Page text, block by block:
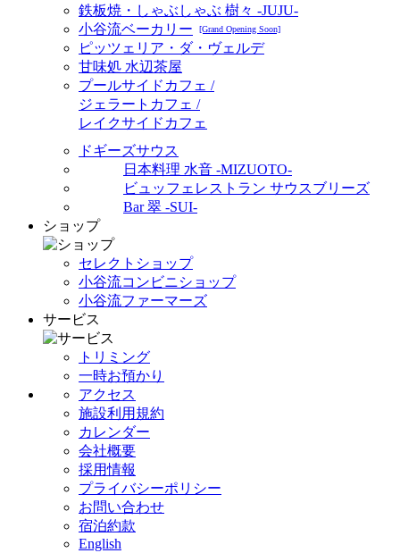
鉄板焼・しゃぶしゃぶ 樹々 -JUJU-
小谷流ベーカリー
[Grand Opening Soon]
ピッツェリア・ダ・ヴェルデ
甘味処 水辺茶屋
プールサイドカフェ /
ジェラートカフェ /
レイクサイドカフェ
ドギーズサウス
日本料理 水音 -MIZUOTO-
ビュッフェレストラン サウスブリーズ
Bar 翠 -SUI-
ショップ
セレクトショップ
小谷流コンビニショップ
小谷流ファーマーズ
サービス
トリミング
一時お預かり
アクセス
施設利用規約
カレンダー
会社概要
採用情報
プライバシーポリシー
お問い合わせ
宿泊約款
English